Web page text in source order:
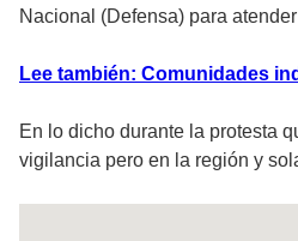
Nacional (Defensa) para
Lee también: Comunidades
En lo dicho durante la protesta
vigilancia pero en la región y